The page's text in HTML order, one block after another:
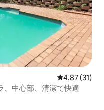
レビュー31
4.87 (31)
、中心部、清潔で快適